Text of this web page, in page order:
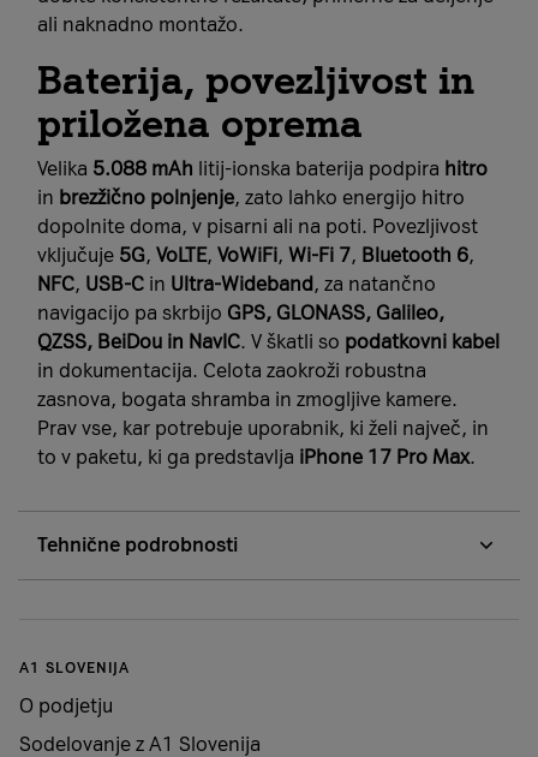
ali naknadno montažo.
Baterija, povezljivost in
priložena oprema
Velika 5.088 mAh litij-ionska baterija podpira hitro
in brezžično polnjenje, zato lahko energijo hitro
dopolnite doma, v pisarni ali na poti. Povezljivost
vključuje 5G, VoLTE, VoWiFi, Wi-Fi 7, Bluetooth 6,
NFC, USB-C in Ultra-Wideband, za natančno
navigacijo pa skrbijo GPS, GLONASS, Galileo,
QZSS, BeiDou in NavIC. V škatli so podatkovni kabel
in dokumentacija. Celota zaokroži robustna
zasnova, bogata shramba in zmogljive kamere.
Prav vse, kar potrebuje uporabnik, ki želi največ, in
to v paketu, ki ga predstavlja iPhone 17 Pro Max.
Tehnične podrobnosti
Barva
A1 SLOVENIJA
O podjetju
Sodelovanje z A1 Slovenija